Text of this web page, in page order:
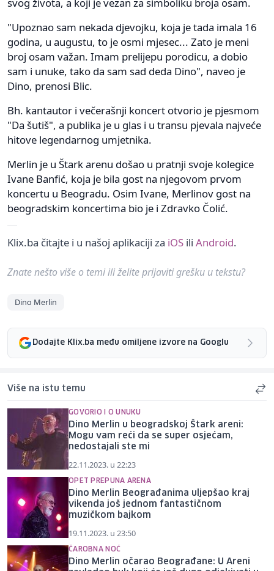
"Upoznao sam nekada djevojku, koja je tada imala 16
godina, u augustu, to je osmi mjesec... Zato je meni
broj osam važan. Imam prelijepu porodicu, a dobio
sam i unuke, tako da sam sad deda Dino", naveo je
Dino, prenosi Blic.
Bh. kantautor i večerašnji koncert otvorio je pjesmom
"Da šutiš", a publika je u glas i u transu pjevala najveće
hitove legendarnog umjetnika.
Merlin je u Štark arenu došao u pratnji svoje kolegice
Ivane Banfić, koja je bila gost na njegovom prvom
koncertu u Beogradu. Osim Ivane, Merlinov gost na
beogradskim koncertima bio je i Zdravko Čolić.
Klix.ba čitajte i u našoj aplikaciji za iOS ili Android.
Znate nešto više o temi ili želite prijaviti grešku u tekstu?
Dino Merlin
Dodajte Klix.ba među omiljene izvore na Googlu
Više na istu temu
GOVORIO I O UNUKU
Dino Merlin u beogradskoj Štark areni:
Mogu vam reći da se super osjećam,
nedostajali ste mi
22.11.2023. u 22:23
OPET PREPUNA ARENA
Dino Merlin Beograđanima uljepšao kraj
vikenda još jednom fantastičnom
muzičkom bajkom
19.11.2023. u 23:50
ČAROBNA NOĆ
Dino Merlin očarao Beograđane: U Areni